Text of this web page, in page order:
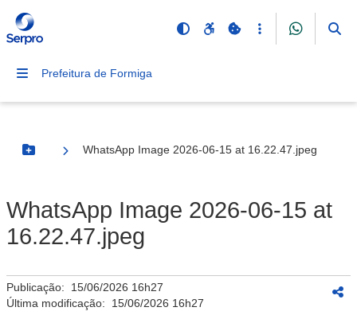
Prefeitura de Formiga
Botão Menu
WhatsApp Image 2026-06-15 at 16.22.47.jpeg
WhatsApp Image 2026-06-15 at
16.22.47.jpeg
Publicação: 15/06/2026 16h27
Última modificação: 15/06/2026 16h27